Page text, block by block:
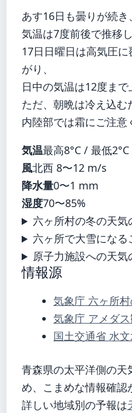
あす16日も曇りが続き、
気温は7度前後で推移し
17日日曜日は高気圧
がり、
日中の気温は12度まで
ただ、朝晩は冷え込む
内陸部では霜にご注意
気温最高8°C / 最低2°C
風北西 8〜12 m/s
降水量0〜1 mm
湿度70〜85%
六ヶ所村の冬の天気
六ヶ所で大雪になる
原子力施設への天気
情報源
気象庁 六ヶ所
気象庁 アメダ
国土交通省 水
青森県の太平洋側の天
め、こまめな情報確認
詳しい地域別の予報は